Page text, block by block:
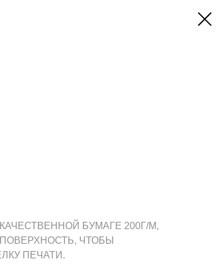
БУМАГЕ 200Г/М,
ЧТОБЫ
ПЕЧАТИ.